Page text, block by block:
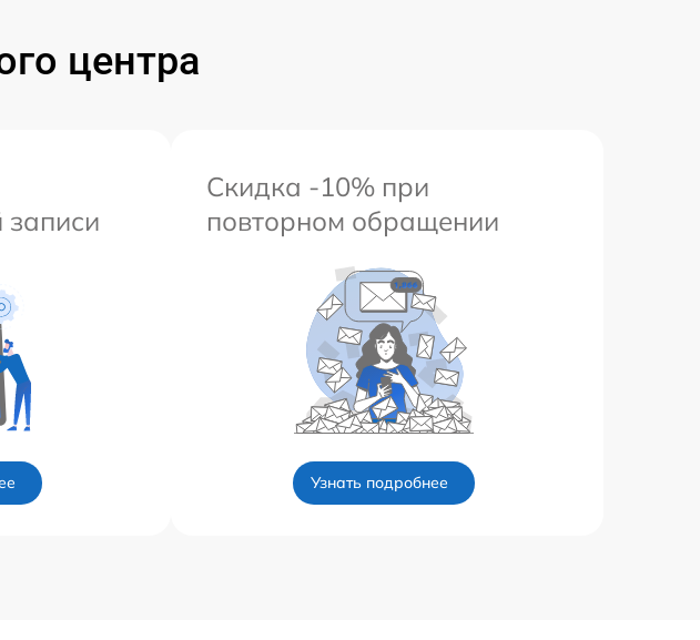
центра
записи
Скидка -10% при
повторном обращении
Узнать подробнее